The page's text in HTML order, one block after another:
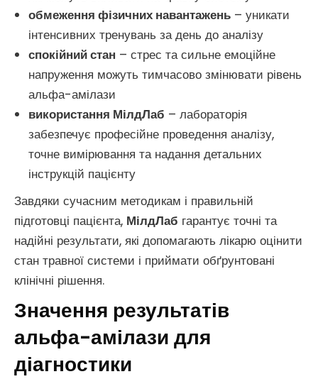
обмеження фізичних навантажень – уникати
інтенсивних тренувань за день до аналізу
спокійний стан – стрес та сильне емоційне
напруження можуть тимчасово змінювати рівень
альфа-амілази
використання МілдЛаб – лабораторія
забезпечує професійне проведення аналізу,
точне вимірювання та надання детальних
інструкцій пацієнту
Завдяки сучасним методикам і правильній
підготовці пацієнта, МілдЛаб гарантує точні та
надійні результати, які допомагають лікарю оцінити
стан травної системи і приймати обґрунтовані
клінічні рішення.
Значення результатів
альфа-амілази для
діагностики